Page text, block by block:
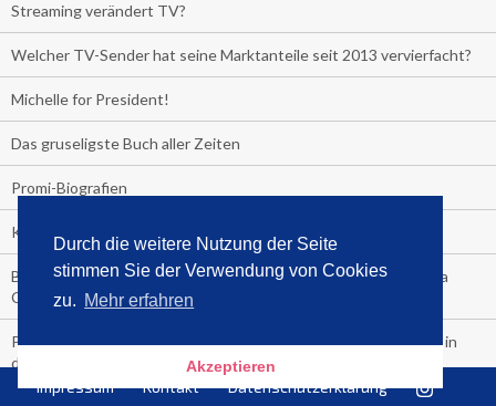
Durch die weitere Nutzung der Seite
stimmen Sie der Verwendung von Cookies
zu. Mehr erfahren
Akzeptieren
Streaming verändert TV?
Welcher TV-Sender hat seine Marktanteile seit 2013 vervierfacht?
Michelle for President!
Das gruseligste Buch aller Zeiten
Promi-Biografien
Kerkeling erhält Spitzenfeder für meistverkauftes Buch
Börsenverein und MVB verlängern vorzeitig Verträge mit Media
Control bis 2024
PocketBook, Ceebo und Umbreit bringen Hörbuch-Downloads in
die Cloud
Impressum Kontakt Datenschutzerklärung